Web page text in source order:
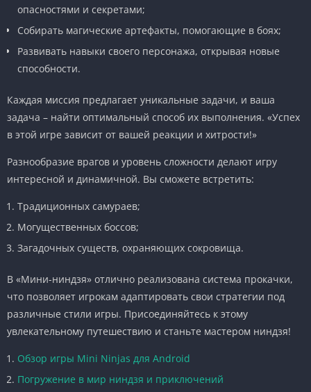
опасностями и секретами;
Собирать магические артефакты, помогающие в боях;
Развивать навыки своего персонажа, открывая новые
способности.
Каждая миссия предлагает уникальные задачи, и ваша
задача – найти оптимальный способ их выполнения. «Успех
в этой игре зависит от вашей реакции и хитрости!»
Разнообразие врагов и уровень сложности делают игру
интересной и динамичной. Вы сможете встретить:
Традиционных самураев;
Могущественных боссов;
Загадочных существ, охраняющих сокровища.
В «Мини-ниндзя» отлично реализована система прокачки,
что позволяет игрокам адаптировать свои стратегии под
различные стили игры. Присоединяйтесь к этому
увлекательному путешествию и станьте мастером ниндзя!
Обзор игры Mini Ninjas для Android
Погружение в мир ниндзя и приключений